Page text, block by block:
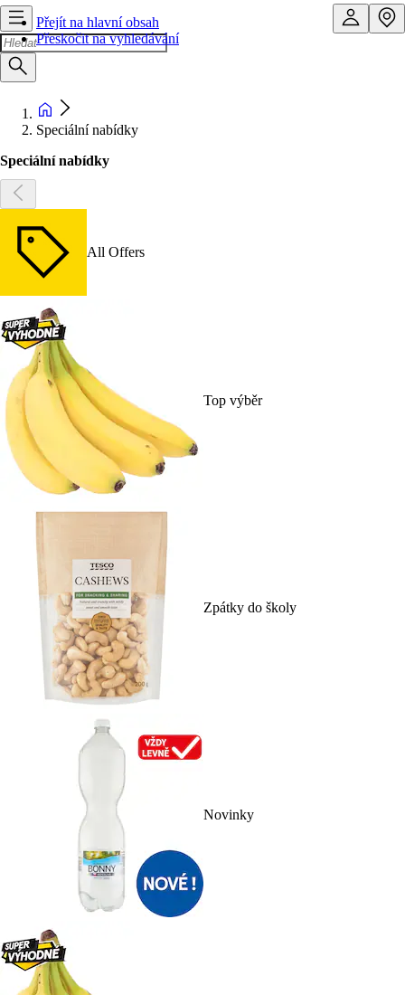
Přejít na hlavní obsah
Přeskočit na vyhledávání
Speciální nabídky
Speciální nabídky
All Offers
Top výběr
Zpátky do školy
Novinky